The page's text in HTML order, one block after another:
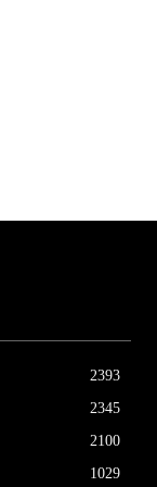
2393
2345
2100
1029